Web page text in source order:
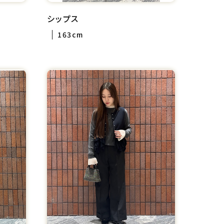
シップス
163cm